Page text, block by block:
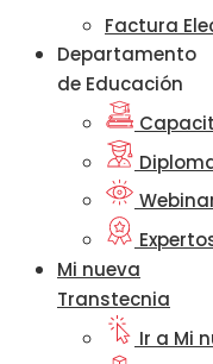
Factura
Departamento
de Educación
Mi nueva
Transtecnia
Ir a Mi